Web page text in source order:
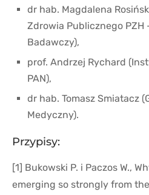
dr hab. Magdalena
Zdrowia Publicznego
Badawczy),
prof. Andrzej Rychard
PAN),
dr hab. Tomasz Smiatacz
Medyczny).
Przypisy:
[1] Bukowski P. i Paczos W.,
emerging so strongly from